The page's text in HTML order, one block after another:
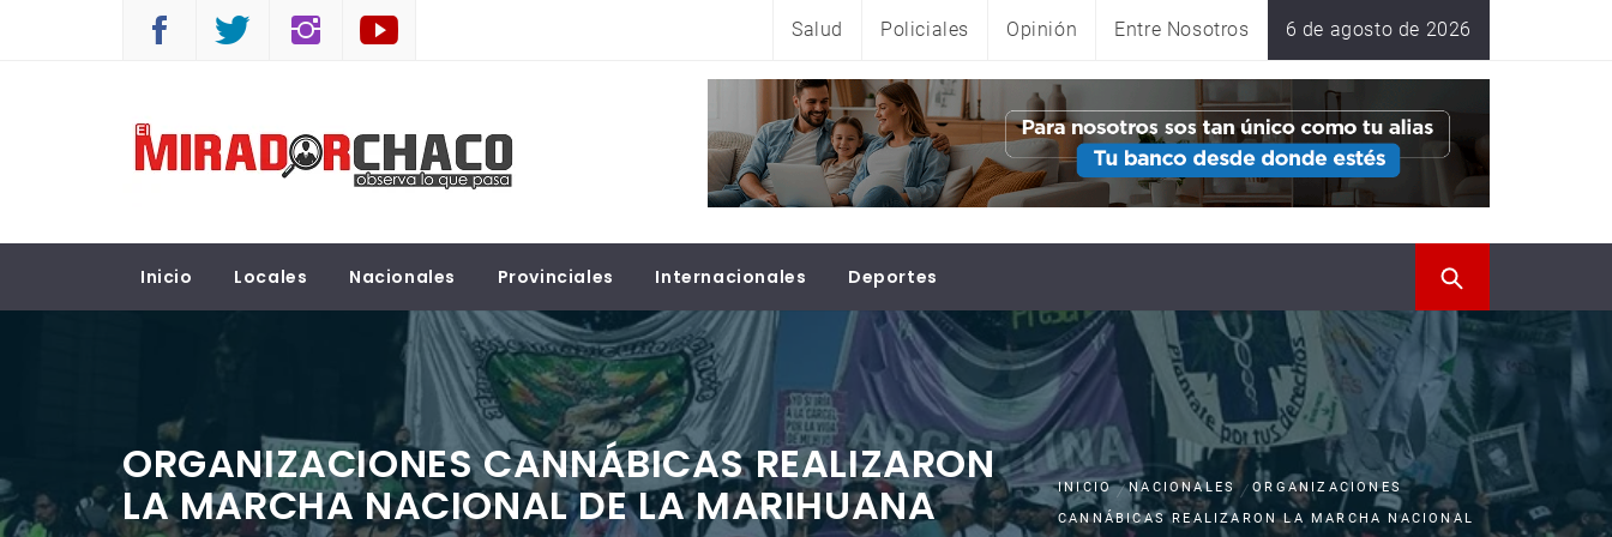
Salud Policiales Opinión Entre Nosotros 6 de agosto de 2026
EL MIRADOR CHACO
Inicio Locales Nacionales Provinciales Internacionales Deportes
ORGANIZACIONES CANNÁBICAS REALIZARON
LA MARCHA NACIONAL DE LA MARIHUANA INICIO NACIONALES
ORGANIZACIONES
CANNÁBICAS REALIZARON LA MARCHA NACIONAL